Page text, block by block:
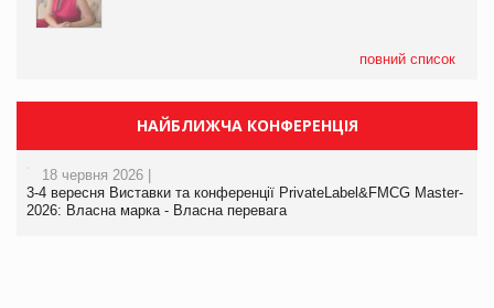
повний список
НАЙБЛИЖЧА КОНФЕРЕНЦІЯ
18 червня 2026 |
3-4 вересня Виставки та конференції PrivateLabel&FMCG Master-
2026: Власна марка - Власна перевага